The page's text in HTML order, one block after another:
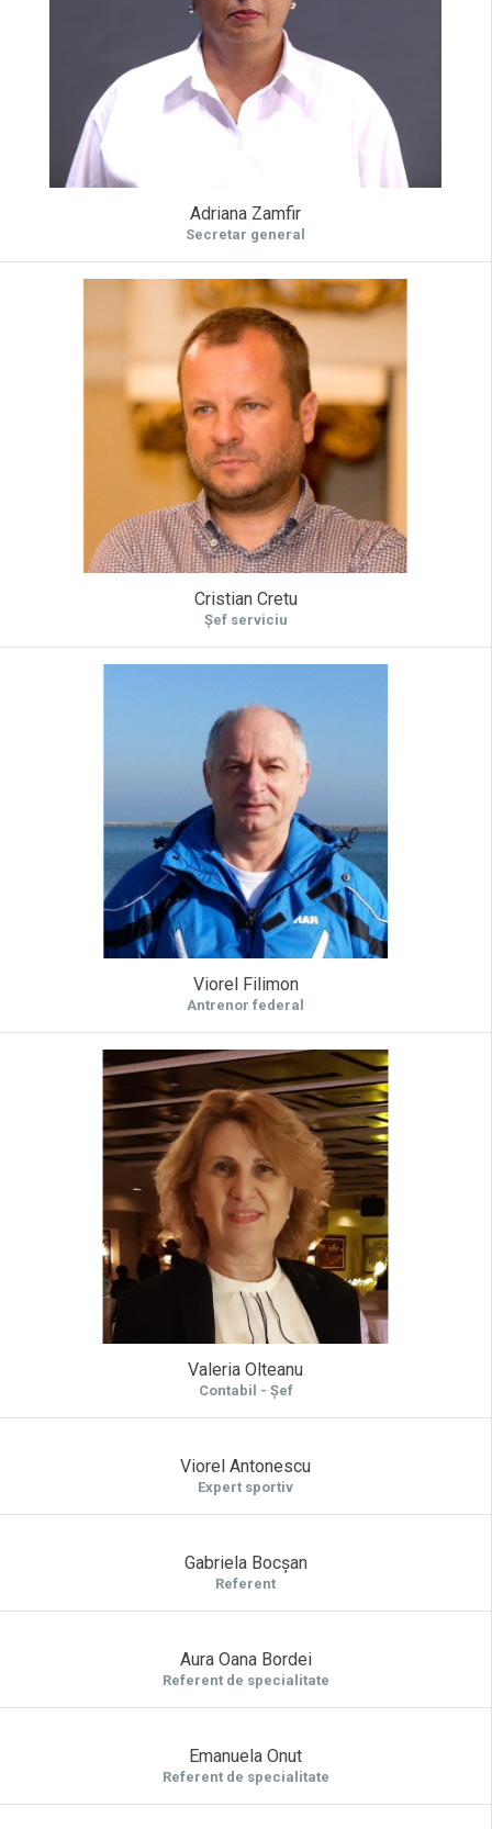
Adriana Zamfir
Secretar general
Cristian Cretu
Șef serviciu
Viorel Filimon
Antrenor federal
Valeria Olteanu
Contabil - Șef
Viorel Antonescu
Expert sportiv
Gabriela Bocșan
Referent
Aura Oana Bordei
Referent de specialitate
Emanuela Onut
Referent de specialitate